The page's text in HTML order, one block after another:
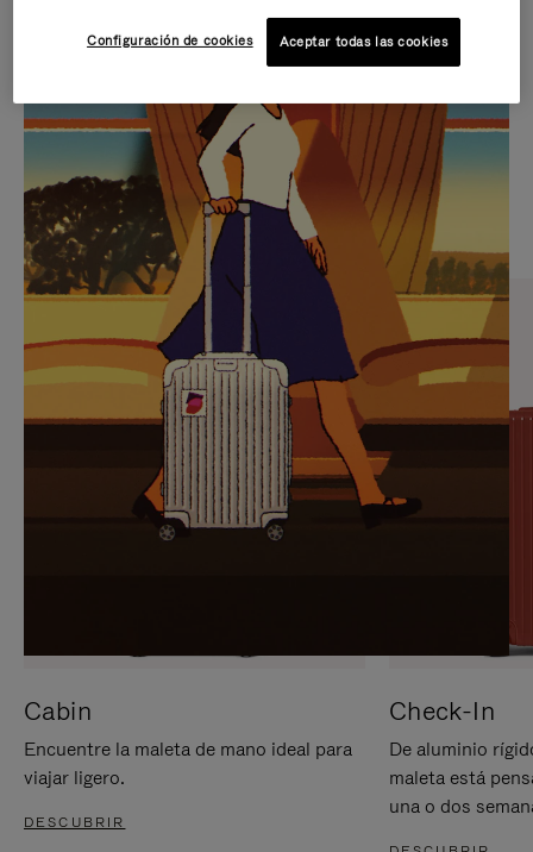
VÍDEO
NO
ESTÁ
PAUSADO,
PULSE
PARA
PAUSARLO.
SONIDO
DEL
VÍDEO
ESTÁ
DESACTIVADO:
PULSE
PARA
ACTIVARLO.
IDAS DE REGALO CUIDADOSAMENTE ELEGIDAS
Encuentre su compañero de
viaje ideal
Cabin
Encuentre la maleta de mano ideal para
viajar ligero.
DESCUBRIR
Check-In
De aluminio
maleta está
una o dos
Configuración de cookies Aceptar todas las cookies